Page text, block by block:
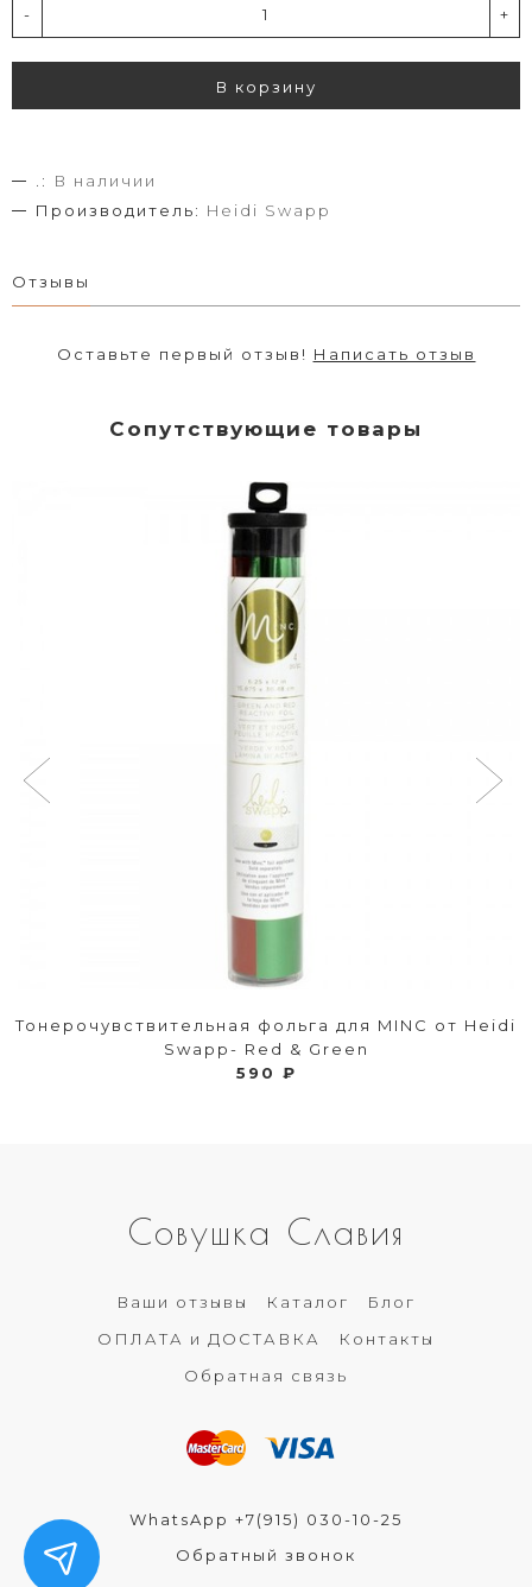
- +
В корзину
.:
В наличии
Производитель: Heidi Swapp
Отзывы
Оставьте первый отзыв! Написать отзыв
Сопутствующие товары
Тонерочувствительная фольга для MINC от Heidi
Swapp- Red & Green
590 ₽
Совушка Славия
Ваши отзывы Каталог
Блог
ОПЛАТА и ДОСТАВКА
Контакты
Обратная связь
WhatsApp +7(915) 030-10-25
Обратный звонок